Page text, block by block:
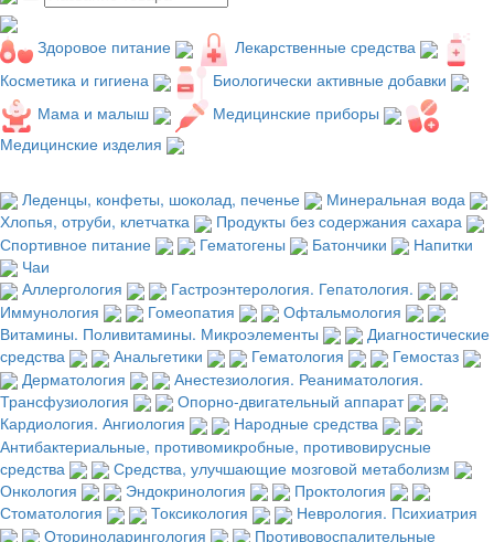
Здоровое питание
Лекарственные средства
Косметика и гигиена
Биологически активные добавки
Мама и малыш
Медицинские приборы
Медицинские изделия
Леденцы, конфеты, шоколад, печенье
Минеральная вода
Хлопья, отруби, клетчатка
Продукты без содержания сахара
Спортивное питание
Гематогены Батончики
Напитки
Чаи
Аллергология
Гастроэнтерология. Гепатология.
Иммунология
Гомеопатия
Офтальмология
Витамины. Поливитамины. Микроэлементы
Диагностические
средства
Анальгетики Гематология
Гемостаз
Дерматология
Анестезиология. Реаниматология.
Трансфузиология
Опорно-двигательный аппарат
Кардиология. Ангиология
Народные средства
Антибактериальные, противомикробные, противовирусные
средства
Средства, улучшающие мозговой метаболизм
Онкология
Эндокринология
Проктология
Стоматология
Токсикология
Неврология. Психиатрия
Оториноларингология
Противовоспалительные